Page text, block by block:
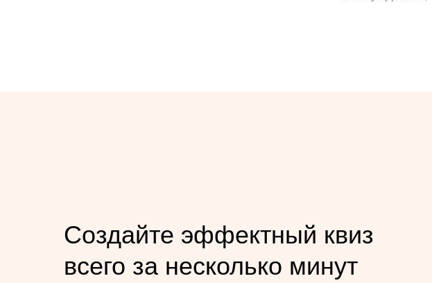
Создайте эффектный квиз
всего за несколько минут